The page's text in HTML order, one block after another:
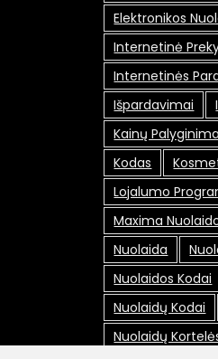
Elektronikos
Internetinė
Internetinės
Išpardavimai
Kainų
Kodas
Lojalumo
Maxima
Nuolaida
Nuolaidos Kodai
Nuolaidų Kodai
Nuolaidų